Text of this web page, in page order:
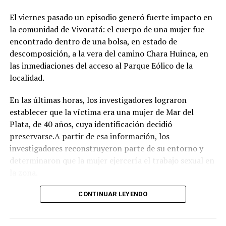
arboledas y dejarse tentar por una taza de chocolate
caliente mientras se disfruta de buena música es el plan
perfecto para escaparse de la rutina este fin de semana
largo.
INFORMACIÓN GENERAL DEL EVENTO
Evento: 30° Fiesta Nacional del Chocolate Artesanal
(ChocoGesell)
Fecha: Fin de semana largo del 17 de Agosto de 2026
Horario: De 11:00 a 21:00 hs.
Lugar: Pinar del Norte (Alameda 202 y Calle 303, Villa
Gesell)
visitantes
El viernes pasado un episodio generó fuerte impacto en
la comunidad de Vivoratá: el cuerpo de una mujer fue
encontrado dentro de una bolsa, en estado de
descomposición, a la vera del camino Chara Huinca, en
las inmediaciones del acceso al Parque Eólico de la
localidad.
En las últimas horas, los investigadores lograron
establecer que la víctima era una mujer de Mar del
Plata, de 40 años, cuya identificación decidió
preservarse.A partir de esa información, los
investigadores reconstruyeron parte de su entorno y
determinaron que la mujer ejercería el trabajo sexual en
Según el portal Mi8, pese a que la escena donde fue
compatibles con un homicidio, el fiscal Ramiro Anchou
CONTINUAR LEYENDO